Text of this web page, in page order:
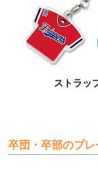
ストラッ
卒団・卒部のプ